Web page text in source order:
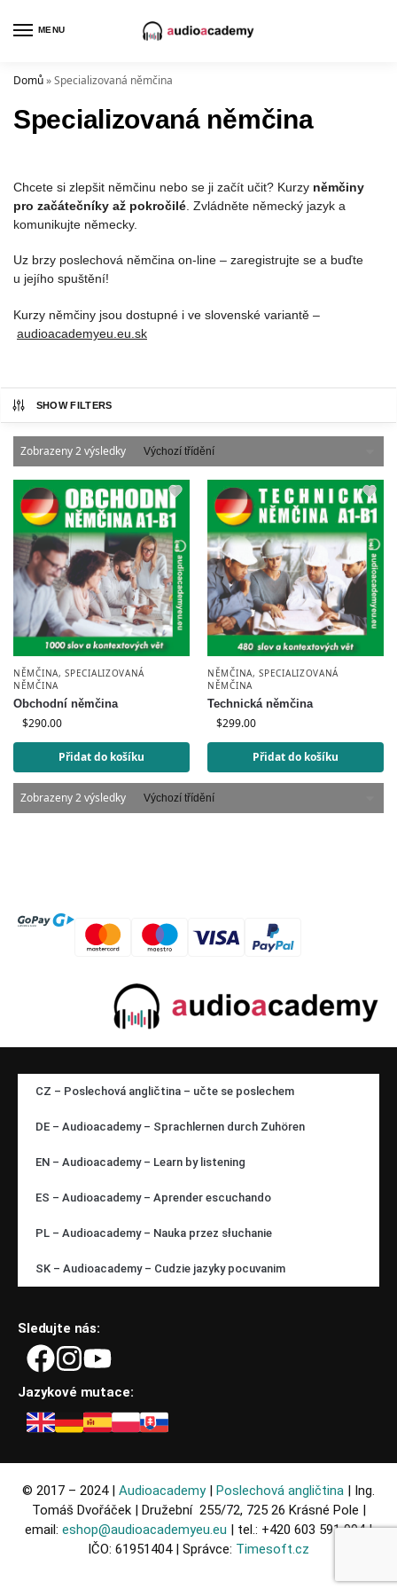
MENU
Domů»Specializovaná němčina
Specializovaná němčina
Chcete si zlepšit němčinu nebo se ji začít učit? Kurzy němčiny
pro začátečníky až pokročilé . Zvládněte německý jazyk a
komunikujte německy.
Uz brzy poslechová němčina on-line – zaregistrujte se a buďte
u jejího spuštění!
Kurzy němčiny jsou dostupné i ve slovenské variantě –
audioacademyeu.eu.sk
SHOW FILTERS
Zobrazeny 2 výsledky
NĚMČINA,SPECIALIZOVANÁ
NĚMČINA
Obchodní němčina
$290.00
Přidat do košíku
NĚMČINA,SPECIALIZOVANÁ
NĚMČINA
Technická němčina
$299.00
Přidat do košíku
Zobrazeny 2 výsledky
CZ – Poslechová angličtina – učte se poslechem
DE – Audioacademy – Sprachlernen durch Zuhören
EN – Audioacademy – Learn by listening
ES – Audioacademy – Aprender escuchando
PL – Audioacademy – Nauka przez słuchanie
SK – Audioacademy – Cudzie jazyky pocuvanim
Sledujte nás:
Jazykové mutace:
© 2017 – 2024 | Audioacademy| Poslechová angličtina | Ing.
Tomáš Dvořáček | Družební 255/72, 725 26 Krásné Pole |
email: eshop@audioacademyeu.eu | tel.: +420 603 591 994 |
IČO: 61951404 | Správce: Timesoft.cz